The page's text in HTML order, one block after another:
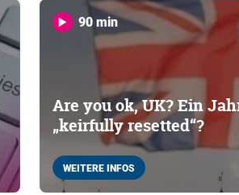
90 min
Are you ok, UK? Ein
„keirfully resetted“?
WEITERE INFOS